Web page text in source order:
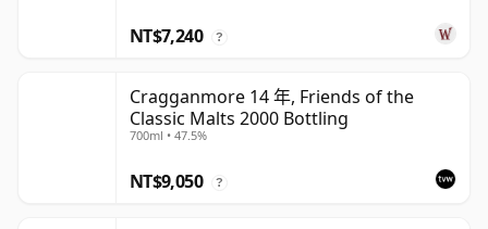
NT$7,240 ?
Cragganmore 14 年, Friends of the
Classic Malts 2000 Bottling
700ml • 47.5%
NT$9,050 ?